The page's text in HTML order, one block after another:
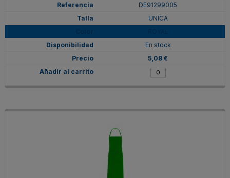
DE91299005
UNICA
En stock
5,08 €